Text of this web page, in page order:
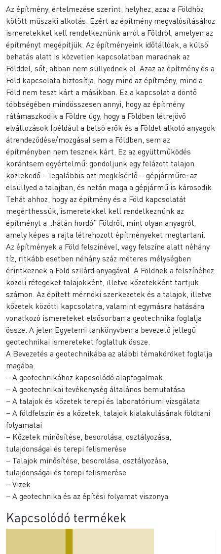
Az építmény, értelmezése szerint, helyhez, azaz a Földhöz
kötött műszaki alkotás. Ezért az építmény megvalósításához
ismeretekkel kell rendelkeznünk arról a Földről, amelyen az
építményt megépítjük. Az építményeink időtállóak, a külső
behatás alatt is közvetlen kapcsolatban maradnak az
Földdel, sőt, abban nem süllyednek el. Azaz az építmény és a
Föld kapcsolata biztosítja, hogy mind az építmény, mind a
Föld nem teszt kárt a másikban. Ez a kapcsolat a döntő
többségében mindösszesen annyi, hogy az építmény
rátámaszkodik a Földre úgy, hogy a Földben létrejövő
elváltozások (például a belső erők és a Földet alkotó anyagok
átrendeződése/mozgása) sem a Földben, sem az
építményben nem tesznek kárt. Ez az együttműködés
korántsem egyértelmű: gondoljunk egy felázott talajon
közlekedő – legalábbis azt megkísérlő – gépjárműre: az
elsüllyed a talajban, és netán maga a gépjármű is károsodik.
Tehát ahhoz, hogy az építmény és a Föld kapcsolatát
megérthessük, ismeretekkel kell rendelkeznünk az
építményt a „hátán hordó” Földről, mint olyan anyagról,
amely képes a rajta létrehozott építményeket megtartani.
Az építmények a Föld felszínével, vagy felszíne alatt néhány
tíz, ritkább esetben néhány száz méteres mélységben
érintkeznek a Föld szilárd anyagával. A Földnek a felszínéhez
közeli rétegeket talajokként, illetve kőzetekként tartjuk
számon. Az épített mérnöki szerkezetek és a talajok, illetve
kőzetek közötti kapcsolatra, valamint egymásra hatására
vonatkozó ismereteket elsősorban a geotechnika foglalja
össze. A jelen Egyetemi tankönyvben a bevezető jellegű
geotechnikai ismereteket foglaltuk össze.
A Bevezetés a geotechnikába az alábbi témaköröket foglalja
magába.
– A geotechnikához kapcsolódó alapfogalmak
– A geotechnikai tevékenység általános bemutatása
– A talajok és kőzetek terepi és laboratóriumi vizsgálata
– A földfelszín és a kőzetek, talajok kialakulásának földtani
folyamatai
– Kőzetek minősítése, besorolása, osztályozása,
tulajdonságai és terepi felismerése
– Talajok minősítése, besorolása, osztályozása,
tulajdonságai és terepi felismerése
– Vizek
– A geotechnika és az építési folyamat viszonya
Kapcsolódó termékek